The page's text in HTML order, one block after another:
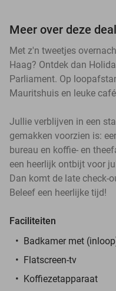
Meer over deze deal
Met z'n tweetjes
Haag? Ontdek dan
Parliament. Op
Mauritshuis en leuke
Jullie verblijven in een
gemakken voorzien is:
bureau en koffie- en
een heerlijk ontbijt voor
Dan komt de late check-
Beleef een heerlijke tijd!
Faciliteiten
Badkamer met
Flatscreen-tv
Koffiezetapparaat